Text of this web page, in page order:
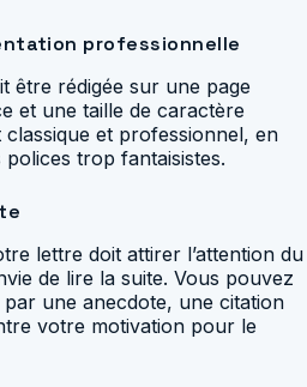
professionnelle
être rédigée sur une page
et une taille de caractère
et professionnel, en
trop fantaisistes.
lettre doit attirer l’attention du
de lire la suite. Vous pouvez
une anecdote, une citation
votre motivation pour le